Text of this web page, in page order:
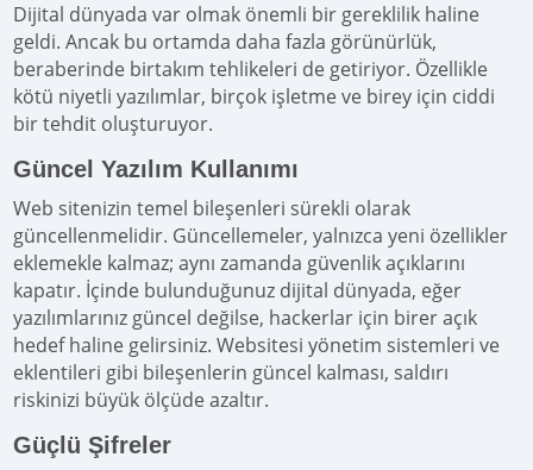
Dijital dünyada var olmak önemli bir gereklilik haline
geldi. Ancak bu ortamda daha fazla görünürlük,
beraberinde birtakım tehlikeleri de getiriyor. Özellikle
kötü niyetli yazılımlar, birçok işletme ve birey için ciddi
bir tehdit oluşturuyor.
Güncel Yazılım Kullanımı
Web sitenizin temel bileşenleri sürekli olarak
güncellenmelidir. Güncellemeler, yalnızca yeni özellikler
eklemekle kalmaz; aynı zamanda güvenlik açıklarını
kapatır. İçinde bulunduğunuz dijital dünyada, eğer
yazılımlarınız güncel değilse, hackerlar için birer açık
hedef haline gelirsiniz. Websitesi yönetim sistemleri ve
eklentileri gibi bileşenlerin güncel kalması, saldırı
riskinizi büyük ölçüde azaltır.
Güçlü Şifreler